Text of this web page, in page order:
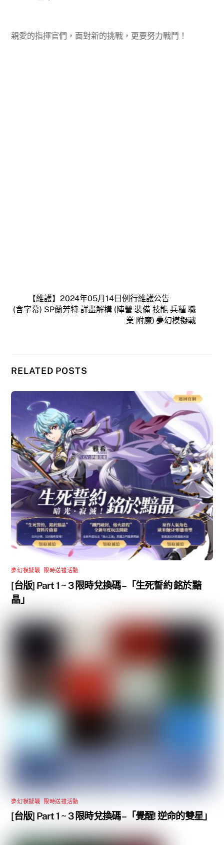
親愛的指揮官們，面對新的挑戰，更要努力戰鬥！
【維護】2024年05月14日例行維護公告
(含字幕) SP蘭芳特 詳盡解構 (陣營 裝備 技能 兵種 職
業 附魔) 夢幻模擬戰
RELATED POSTS
夢幻模擬戰 限時送禮活動
[台版] Part 1 ~ 3 限時兌換碼 –「生死誓約 銘於黯
晶」
夢幻模擬戰 限時送禮活動
[台版] Part 1 ~ 3 限時兌換碼 –「覺醒! 逆命的雙星」